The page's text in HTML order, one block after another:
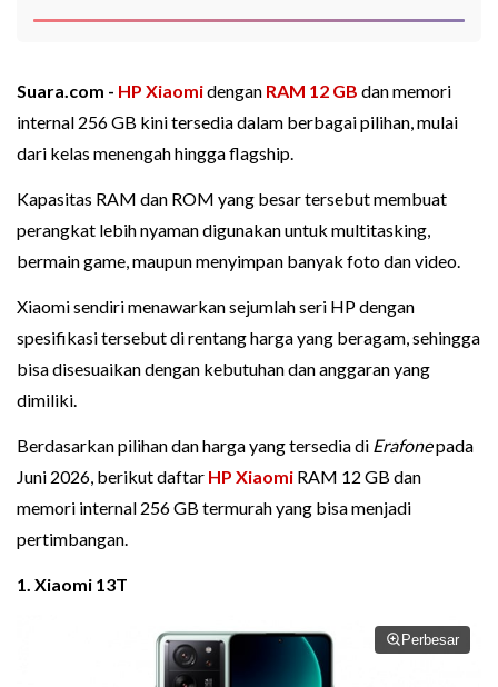
Suara.com - HP Xiaomidengan RAM 12 GB dan memori
internal 256 GB kini tersedia dalam berbagai pilihan, mulai
dari kelas menengah hingga flagship.
Kapasitas RAM dan ROM yang besar tersebut membuat
perangkat lebih nyaman digunakan untuk multitasking,
bermain game, maupun menyimpan banyak foto dan video.
Xiaomi sendiri menawarkan sejumlah seri HP dengan
spesifikasi tersebut di rentang harga yang beragam, sehingga
bisa disesuaikan dengan kebutuhan dan anggaran yang
dimiliki.
Berdasarkan pilihan dan harga yang tersedia di Erafonepada
Juni 2026, berikut daftar HP Xiaomi RAM 12 GB dan
memori internal 256 GB termurah yang bisa menjadi
pertimbangan.
1. Xiaomi 13T
Perbesar